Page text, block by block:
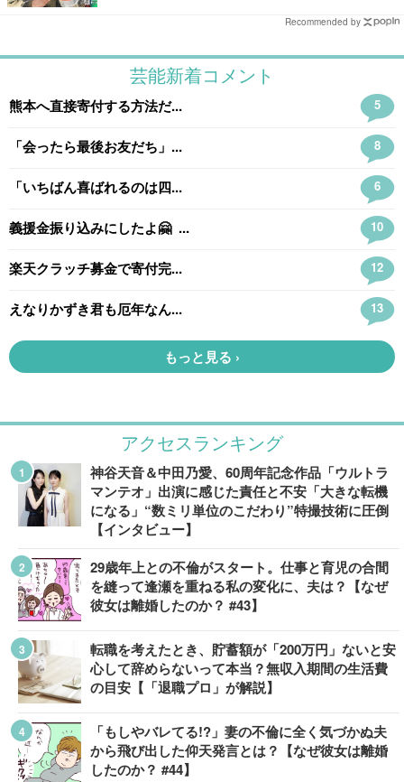
Recommended by
アクセスランキング
神谷天音＆中田乃愛、60周年記念作品「ウルトラ
マンテオ」出演に感じた責任と不安「大きな転機
になる」“数ミリ単位のこだわり”特撮技術に圧倒
【インタビュー】
29歳年上との不倫がスタート。仕事と育児の合間
を縫って逢瀬を重ねる私の変化に、夫は？【なぜ
彼女は離婚したのか？ #43】
転職を考えたとき、貯蓄額が「200万円」ないと安
心して辞めらないって本当？無収入期間の生活費
の目安【「退職プロ」が解説】
「もしやバレてる!?」妻の不倫に全く気づかぬ夫
から飛び出した仰天発言とは？【なぜ彼女は離婚
したのか？ #44】